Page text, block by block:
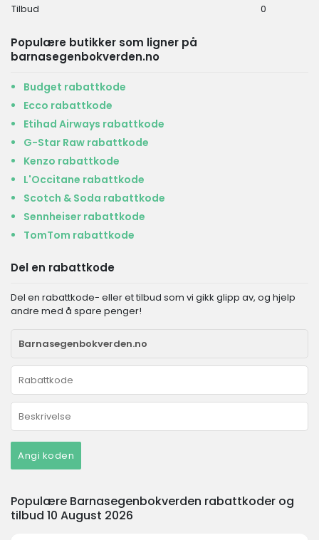
Tilbud
0
Populære butikker som ligner på
barnasegenbokverden.no
Budget rabattkode
Ecco rabattkode
Etihad Airways rabattkode
G-Star Raw rabattkode
Kenzo rabattkode
L'Occitane rabattkode
Scotch & Soda rabattkode
Sennheiser rabattkode
TomTom rabattkode
Del en rabattkode
Del en rabattkode- eller et tilbud som vi gikk glipp av, og hjelp
andre med å spare penger!
Angi koden
Populære Barnasegenbokverden rabattkoder og
tilbud 10 August 2026